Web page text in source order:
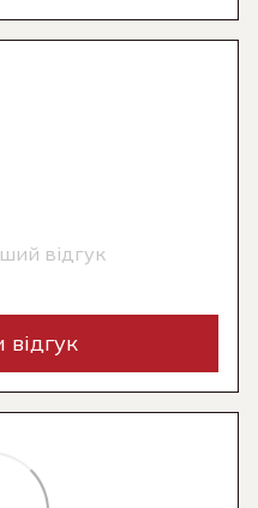
відгук